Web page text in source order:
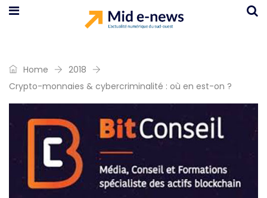
Home
2018
Crypto-monnaies & cybercriminalité : où en est-on ?